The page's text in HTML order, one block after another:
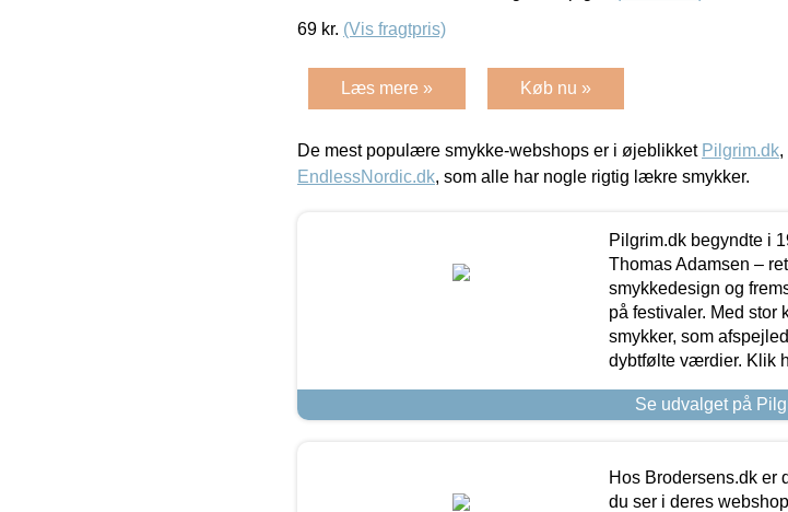
69 kr. (Vis fragtpris)
Læs mere » Køb nu »
De mest populære smykke-webshops er i øjeblikket Pilgrim.dk,
EndlessNordic.dk, som alle har nogle rigtig lækre smykker.
Pilgrim.dk begyndte i
Thomas Adamsen –
smykkedesign og
på festivaler. Med
smykker, som
dybtfølte værdier. Klik
Se udvalget på
Hos Brodersens.dk er
du ser i deres